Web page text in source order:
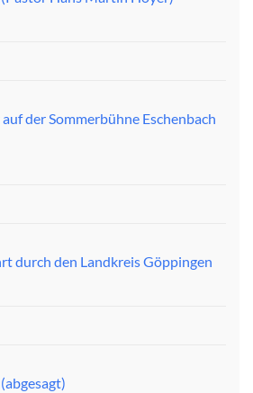
der Sommerbühne Eschenbach
durch den Landkreis Göppingen